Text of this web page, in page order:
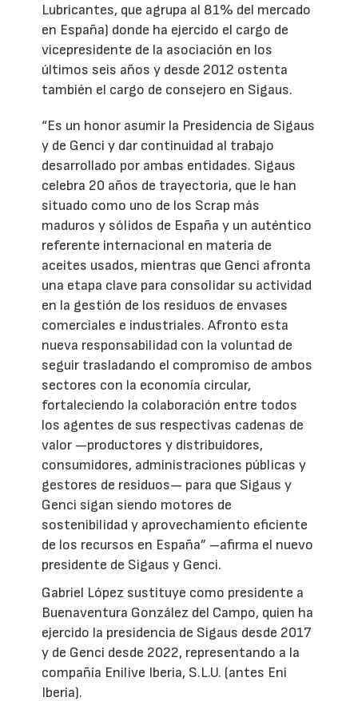
Lubricantes, que agrupa al 81% del mercado
en España) donde ha ejercido el cargo de
vicepresidente de la asociación en los
últimos seis años y desde 2012 ostenta
también el cargo de consejero en Sigaus.
“Es un honor asumir la Presidencia de Sigaus
y de Genci y dar continuidad al trabajo
desarrollado por ambas entidades. Sigaus
celebra 20 años de trayectoria, que le han
situado como uno de los Scrap más
maduros y sólidos de España y un auténtico
referente internacional en materia de
aceites usados, mientras que Genci afronta
una etapa clave para consolidar su actividad
en la gestión de los residuos de envases
comerciales e industriales. Afronto esta
nueva responsabilidad con la voluntad de
seguir trasladando el compromiso de ambos
sectores con la economía circular,
fortaleciendo la colaboración entre todos
los agentes de sus respectivas cadenas de
valor —productores y distribuidores,
consumidores, administraciones públicas y
gestores de residuos— para que Sigaus y
Genci sigan siendo motores de
sostenibilidad y aprovechamiento eficiente
de los recursos en España” –afirma el nuevo
presidente de Sigaus y Genci.
Gabriel López sustituye como presidente a
Buenaventura González del Campo, quien ha
ejercido la presidencia de Sigaus desde 2017
y de Genci desde 2022, representando a la
compañía Enilive Iberia, S.L.U. (antes Eni
Iberia).